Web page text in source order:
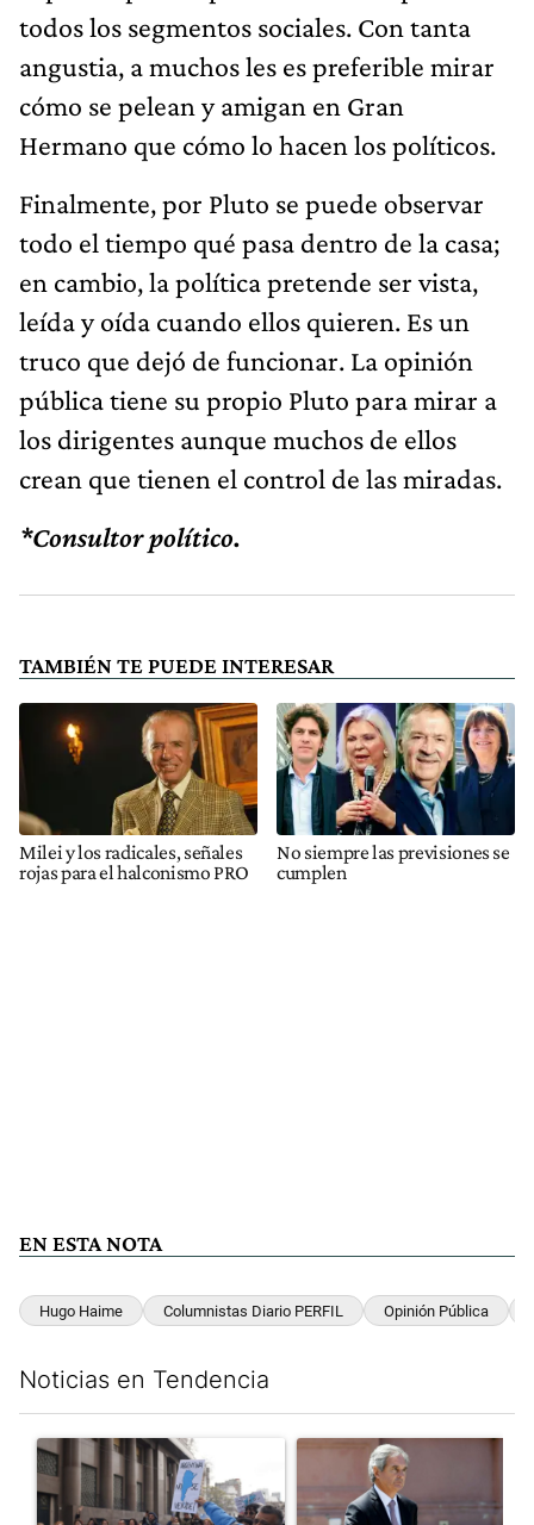
todos los segmentos sociales. Con tanta
angustia, a muchos les es preferible mirar
cómo se pelean y amigan en Gran
Hermano que cómo lo hacen los políticos.
Finalmente, por Pluto se puede observar
todo el tiempo qué pasa dentro de la casa;
en cambio, la política pretende ser vista,
leída y oída cuando ellos quieren. Es un
truco que dejó de funcionar. La opinión
pública tiene su propio Pluto para mirar a
los dirigentes aunque muchos de ellos
crean que tienen el control de las miradas.
*Consultor político.
TAMBIÉN TE PUEDE INTERESAR
Milei y los radicales, señales
rojas para el halconismo PRO
No siempre las previsiones se
cumplen
EN ESTA NOTA
Hugo Haime Columnistas Diario PERFIL Opinión Pública
Noticias en Tendencia
Un artículo de tendencia con el título "Incidentes frente al
Un artículo de tendencia con